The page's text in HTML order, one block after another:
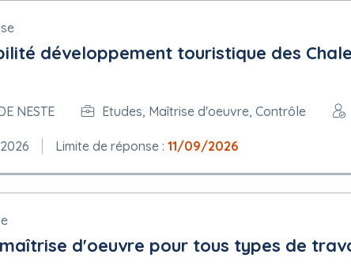
développement touristique des
NESTE Etudes, Maîtrise d'oeuvre, Contrôle
Limite de réponse : 11/09/2026
d'oeuvre pour tous types de